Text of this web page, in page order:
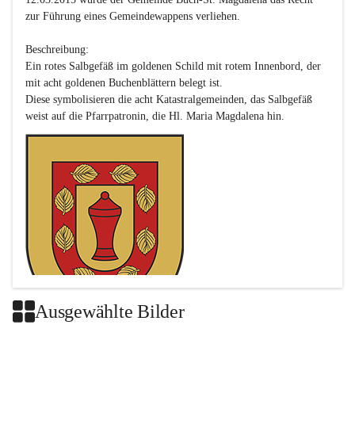
zur Führung eines Gemeindewappens verliehen.
Beschreibung:
Ein rotes Salbgefäß im goldenen Schild mit rotem Innenbord, der
mit acht goldenen Buchenblättern belegt ist.
Diese symbolisieren die acht Katastralgemeinden, das Salbgefäß
Ausgewählte Bilder